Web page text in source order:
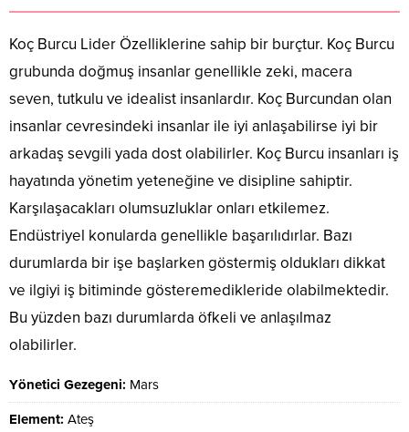
Koç Burcu Lider Özelliklerine sahip bir burçtur. Koç Burcu
grubunda doğmuş insanlar genellikle zeki, macera
seven, tutkulu ve idealist insanlardır. Koç Burcundan olan
insanlar cevresindeki insanlar ile iyi anlaşabilirse iyi bir
arkadaş sevgili yada dost olabilirler. Koç Burcu insanları iş
hayatında yönetim yeteneğine ve disipline sahiptir.
Karşılaşacakları olumsuzluklar onları etkilemez.
Endüstriyel konularda genellikle başarılıdırlar. Bazı
durumlarda bir işe başlarken göstermiş oldukları dikkat
ve ilgiyi iş bitiminde gösteremedikleride olabilmektedir.
Bu yüzden bazı durumlarda öfkeli ve anlaşılmaz
olabilirler.
Yönetici Gezegeni: Mars
Element: Ateş